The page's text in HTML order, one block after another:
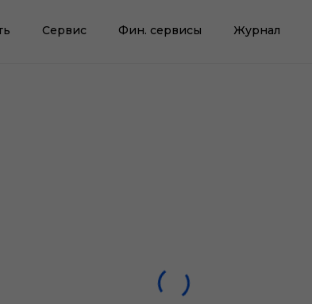
Сервис Фин. сервисы Журнал